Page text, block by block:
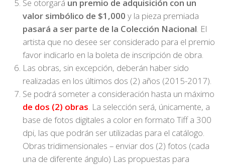
Se otorgará un premio de adquisición con un
valor simbólico de $1,000 y la pieza premiada
pasará a ser parte de la Colección Nacional. El
artista que no desee ser considerado para el premio
favor indicarlo en la boleta de inscripción de obra.
Las obras, sin excepción, deberán haber sido
realizadas en los últimos dos (2) años (2015-2017).
Se podrá someter a consideración hasta un máximo
de dos (2) obras. La selección será, únicamente, a
base de fotos digitales a color en formato Tiff a 300
dpi, las que podrán ser utilizadas para el catálogo.
Obras tridimensionales – enviar dos (2) fotos (cada
una de diferente ángulo) Las propuestas para